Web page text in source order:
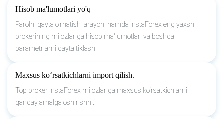
Hisob ma'lumotlari yo'q
Parolni qayta o'rnatish jarayoni hamda InstaForex eng yaxshi
brokerining mijozlariga hisob ma'lumotlari va boshqa
parametrlarni qayta tiklash.
Maxsus koʻrsatkichlarni import qilish.
Top broker InstaForex mijozlariga maxsus koʻrsatkichlarni
qanday amalga oshirishni.